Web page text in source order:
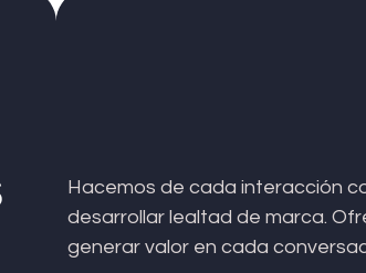
Hacemos de cada interacción
desarrollar lealtad de marca.
generar valor en cada